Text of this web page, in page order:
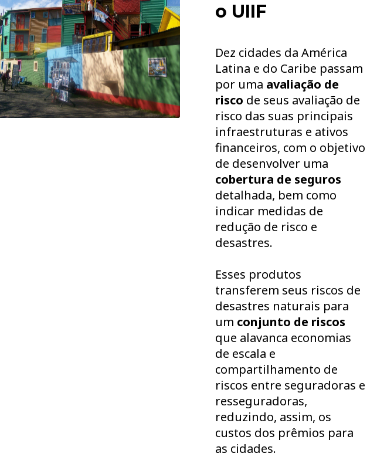
o UIIF
Dez cidades da América
Latina e do Caribe passam
por uma avaliação de
risco de seus avaliação de
risco das suas principais
infraestruturas e ativos
financeiros, com o objetivo
de desenvolver uma
cobertura de seguros
detalhada, bem como
indicar medidas de
redução de risco e
desastres.
Esses produtos
transferem seus riscos de
desastres naturais para
um conjunto de riscos
que alavanca economias
de escala e
compartilhamento de
riscos entre seguradoras e
resseguradoras,
reduzindo, assim, os
custos dos prêmios para
as cidades.